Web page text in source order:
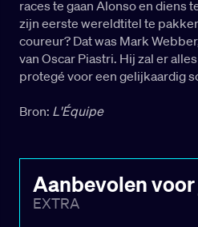
races te gaan Alonso en diens
zijn eerste wereldtitel te
coureur? Dat was Mark
van Oscar Piastri. Hij zal er
protegé voor een gelijkaardig
Bron: L'Équipe
Aanbevolen
EXTRA